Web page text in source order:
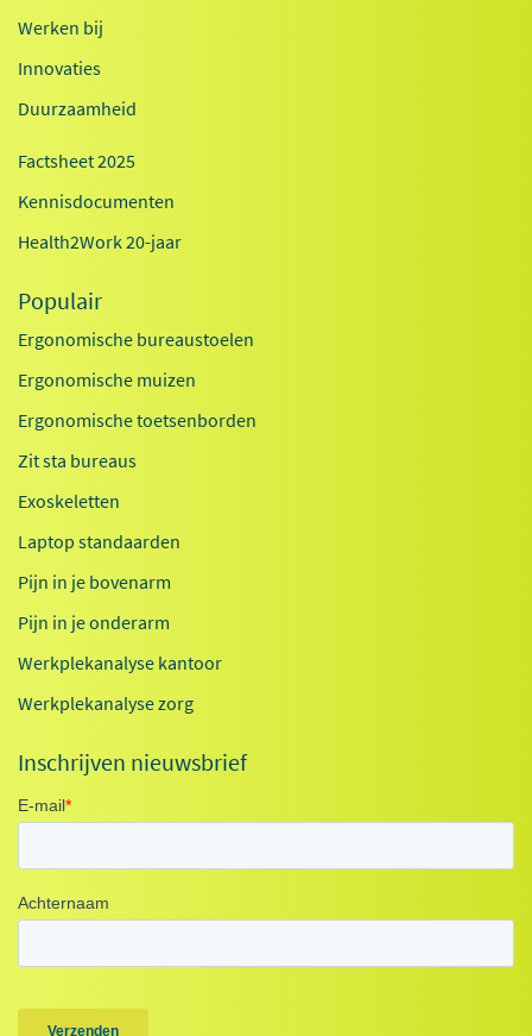
Werken bij
Innovaties
Duurzaamheid
Factsheet 2025
Kennisdocumenten
Health2Work 20-jaar
Populair
Ergonomische bureaustoelen
Ergonomische muizen
Ergonomische toetsenborden
Zit sta bureaus
Exoskeletten
Laptop standaarden
Pijn in je bovenarm
Pijn in je onderarm
Werkplekanalyse kantoor
Werkplekanalyse zorg
Inschrijven nieuwsbrief